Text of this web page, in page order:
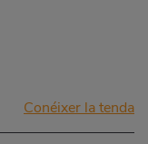
Conéixer la tenda